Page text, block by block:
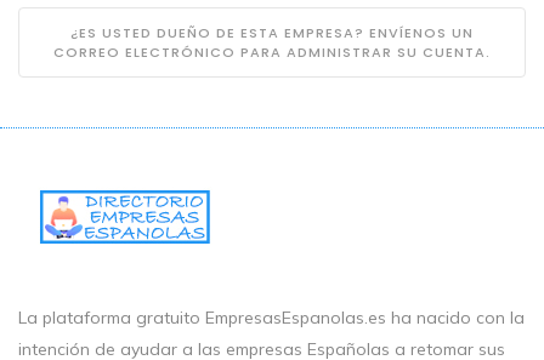
¿ES USTED DUEÑO DE ESTA EMPRESA? ENVÍENOS UN
CORREO ELECTRÓNICO PARA ADMINISTRAR SU CUENTA.
La plataforma gratuito EmpresasEspanolas.es ha nacido con la
intención de ayudar a las empresas Españolas a retomar sus